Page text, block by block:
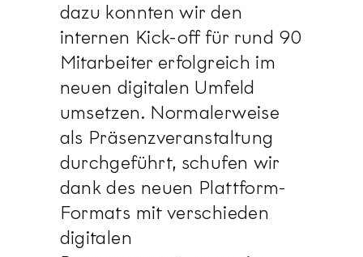
dazu konnten wir den
internen Kick-off für rund 90
Mitarbeiter erfolgreich im
neuen digitalen Umfeld
umsetzen. Normalerweise
als Präsenzveranstaltung
durchgeführt, schufen wir
dank des neuen Plattform-
Formats mit verschieden
digitalen